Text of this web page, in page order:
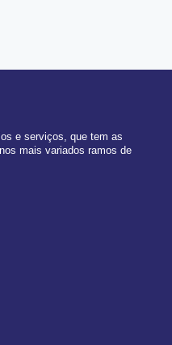
e serviços, que tem as
mais variados ramos de